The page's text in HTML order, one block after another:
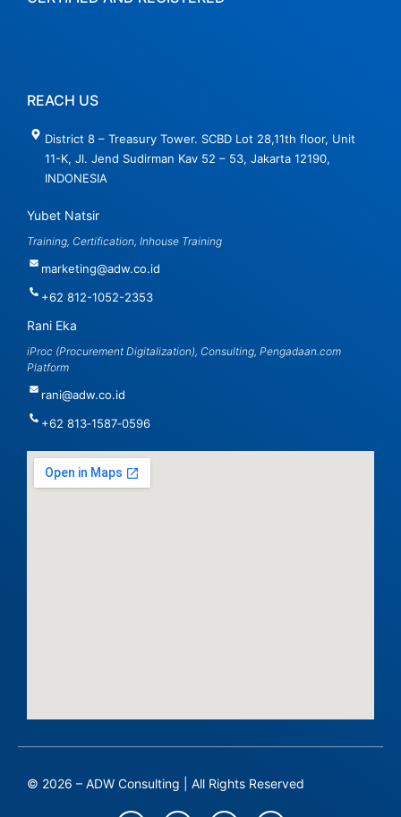
REACH US
District 8 – Treasury Tower. SCBD Lot 28,11th floor, Unit
11-K, Jl. Jend Sudirman Kav 52 – 53, Jakarta 12190,
INDONESIA
Yubet Natsir
Training, Certification, Inhouse Training
marketing@adw.co.id
+62 812-1052-2353
Rani Eka
iProc (Procurement Digitalization), Consulting, Pengadaan.com
Platform
rani@adw.co.id
‪+62 813‑1587‑0596‬
© 2026 – ADW Consulting | All Rights Reserved